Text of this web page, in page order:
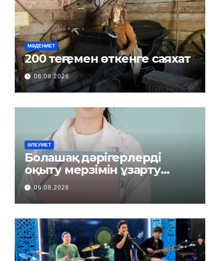
МӘДЕНИЕТ
200 теңгемен өткенге саяхат
06.08.2026
ӘЛЕУМЕТ
Болашақ дәрігерлерді
оқыту мерзімін ұзарту
керек пе?
06.08.2026